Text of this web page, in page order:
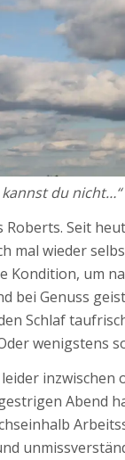
du nicht…“
Roberts. Seit
mal wieder
Kondition, um
bei Genuss
Schlaf
wenigstens
inzwischen
Abend